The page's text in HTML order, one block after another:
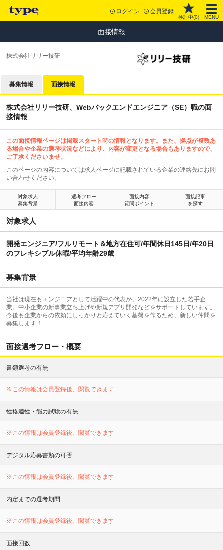
ログイン 会員登録
検討中(0) MENU
面接情報
株式会社リリー技研
募集情報 面接情報
株式会社リリー技研、Webバックエンドエンジニア（SE）職の面
接情報
この面接情報ページは掲載スタート時の情報となります。また、拠点が複数あ
る場合や企業の選考状況などにより、内容が変更となる場合もありますので、
ご了承くださいませ。
このページの内容については求人ページに記載されている企業の連絡先にお問
い合わせください。
対象求人
募集背景
選考フロー
面接内容
面接内容
質問ポイント
面接記事
を探す
対象求人
開発エンジニア/フルリモート＆地方在住可/年間休日145日/年20日
のフレキシブル休暇/平均年齢29歳
募集背景
当社は現在もエンジニアとして活躍中の代表が、2022年に設立した若手企
業。中小企業の新事業立ち上げや新規アプリ開発などをサポートしています。
今後も企業からの依頼にしっかりと応えていく基盤を作るため、新しい仲間を
募集します！
面接選考フロー・概要
書類選考の有無
※この情報は会員登録後、閲覧できます
性格適性・能力試験の有無
※この情報は会員登録後、閲覧できます
デジタル応募書類の可否
※この情報は会員登録後、閲覧できます
内定までの選考期間
※この情報は会員登録後、閲覧できます
面接回数